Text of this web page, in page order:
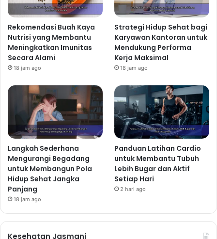
Rekomendasi Buah Kaya
Nutrisi yang Membantu
Meningkatkan Imunitas
Secara Alami
18 jam ago
Strategi Hidup Sehat bagi
Karyawan Kantoran untuk
Mendukung Performa
Kerja Maksimal
18 jam ago
Langkah Sederhana
Mengurangi Begadang
untuk Membangun Pola
Hidup Sehat Jangka
Panjang
18 jam ago
Panduan Latihan Cardio
untuk Membantu Tubuh
Lebih Bugar dan Aktif
Setiap Hari
2 hari ago
Kesehatan Jasmani